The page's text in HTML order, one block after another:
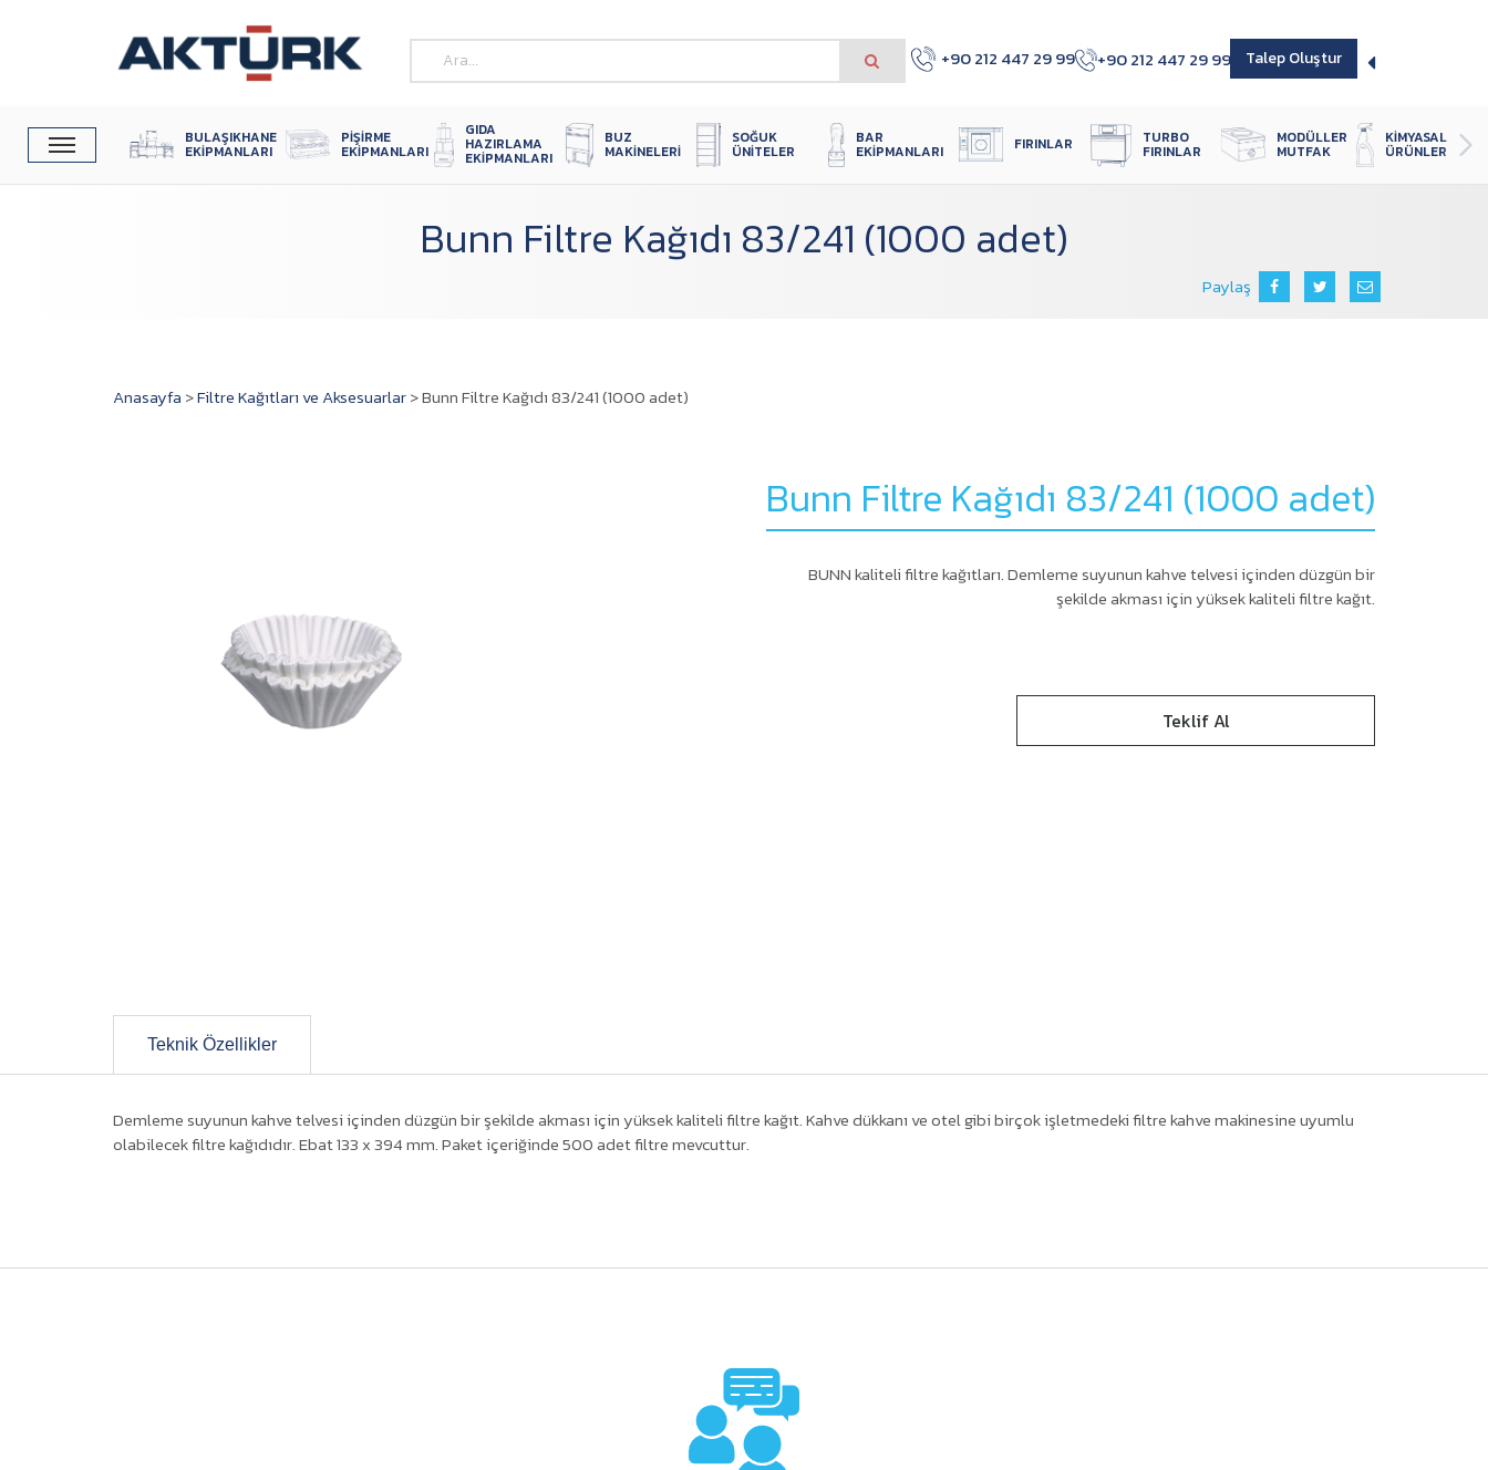
+90 212 447 29 99 +90 212 447 29 99 Talep Oluştur
BULAŞIKHANE
EKIPMANLARI
PIŞIRME
EKIPMANLARI
GIDA
HAZIRLAMA
EKIPMANLARI
BUZ
MAKINELERI
SOĞUK
ÜNITELER
BAR
EKIPMANLARI FIRINLAR TURBO
FIRINLAR
MODÜLLER
MUTFAK
KIMYASAL
ÜRÜNLER
Bunn Filtre Kağıdı 83/241 (1000 adet)
Paylaş
Anasayfa >Filtre Kağıtları ve Aksesuarlar>Bunn Filtre Kağıdı 83/241 (1000 adet)
Bunn Filtre Kağıdı 83/241 (1000 adet)
BUNN kaliteli filtre kağıtları. Demleme suyunun kahve telvesi içinden düzgün bir
şekilde akması için yüksek kaliteli filtre kağıt.
Teklif Al
Teknik Özellikler
Demleme suyunun kahve telvesi içinden düzgün bir şekilde akması için yüksek kaliteli filtre kağıt. Kahve dükkanı ve otel gibi birçok işletmedeki filtre kahve makinesine uyumlu
olabilecek filtre kağıdıdır. Ebat 133 x 394 mm. Paket içeriğinde 500 adet filtre mevcuttur.